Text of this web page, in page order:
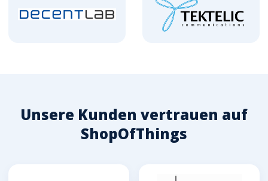
Unsere Kunden vertrauen auf
ShopOfThings